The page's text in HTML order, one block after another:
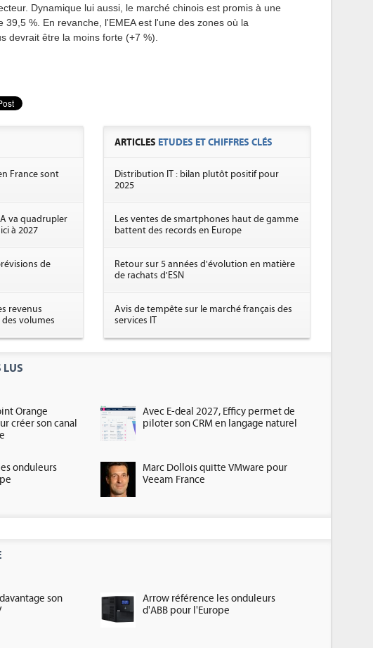
Dynamique lui aussi, le marché chinois est promis à une
39,5 %. En revanche, l'EMEA est l'une des zones où la
devrait être la moins forte (+7 %).
France sont
va quadrupler
à 2027
de
revenus
volumes
ARTICLES ETUDES ET CHIFFRES CLÉS
Distribution IT : bilan plutôt positif pour
2025
Les ventes de smartphones haut de gamme
battent des records en Europe
Retour sur 5 années d'évolution en matière
de rachats d'ESN
Avis de tempête sur le marché français des
services IT
LUS
Orange
créer son canal
Avec E-deal 2027, Efficy permet de
piloter son CRM en langage naturel
onduleurs
Marc Dollois quitte VMware pour
Veeam France
son
Arrow référence les onduleurs
d'ABB pour l'Europe